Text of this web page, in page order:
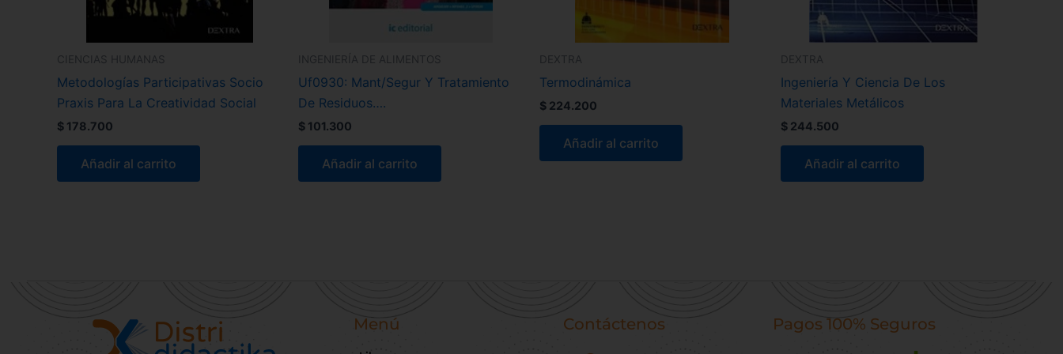
CIENCIAS HUMANAS
Metodologías Participativas Socio
Praxis Para La Creatividad Social
$ 178.700
Añadir al carrito
INGENIERÍA DE ALIMENTOS
Uf0930: Mant/Segur Y Tratamiento
De Residuos….
$ 101.300
Añadir al carrito
DEXTRA
Termodinámica
$ 224.200
Añadir al carrito
DEXTRA
Ingeniería Y Ciencia De Los
Materiales Metálicos
$ 244.500
Añadir al carrito
Menú Contáctenos Pagos 100% Seguros